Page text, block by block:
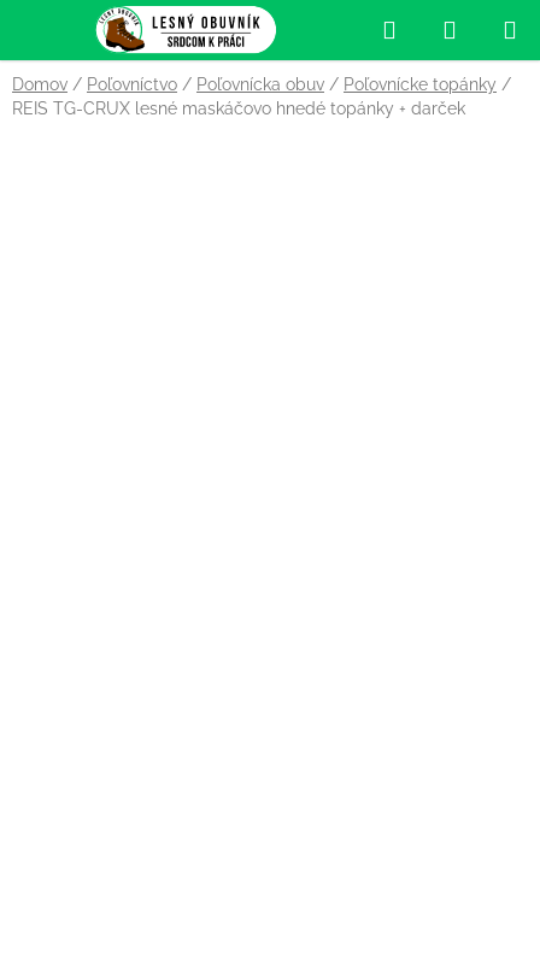
obsah
Hľadať
KOŠÍK
Domov / Poľovníctvo / Poľovnícka obuv / Poľovnícke topánky /
REIS TG-CRUX lesné maskáčovo hnedé topánky + darček